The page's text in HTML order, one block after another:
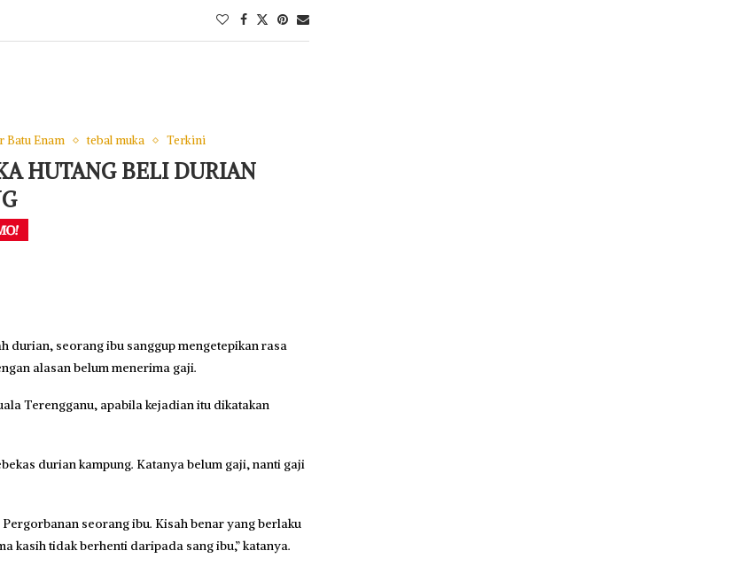
Batu Enam tebal muka Terkini
HUTANG BELI DURIAN
durian, seorang ibu sanggup mengetepikan rasa
alasan belum menerima gaji.
Terengganu, apabila kejadian itu dikatakan
durian kampung. Katanya belum gaji, nanti gaji
seorang ibu. Kisah benar yang berlaku
kasih tidak berhenti daripada sang ibu,” katanya.